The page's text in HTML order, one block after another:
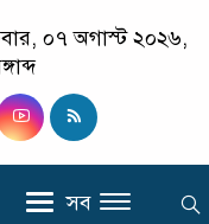
০৭ অগাস্ট ২০২৬,
সব